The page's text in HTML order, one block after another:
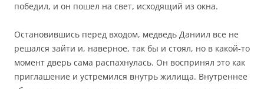
победил, и он пошел на свет, исходящий из окна.
Остановившись перед входом, медведь Даниил все не
решался зайти и, наверное, так бы и стоял, но в какой-то
момент дверь сама распахнулась. Он воспринял это как
приглашение и устремился внутрь жилища. Внутреннее